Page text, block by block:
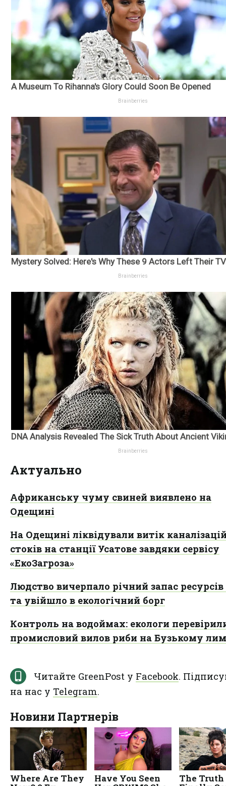
Актуально
Африканську чуму свиней виявлено на
Одещині
На Одещині ліквідували витік
стоків на станції Усатове завдяки сервісу
«ЕкоЗагроза»
Людство вичерпало річний запас ресурсів
та увійшло в екологічний борг
Контроль на водоймах: екологи
промисловий вилов риби на Бузькому
Читайте GreenPost у Facebook.
на нас у Telegram.